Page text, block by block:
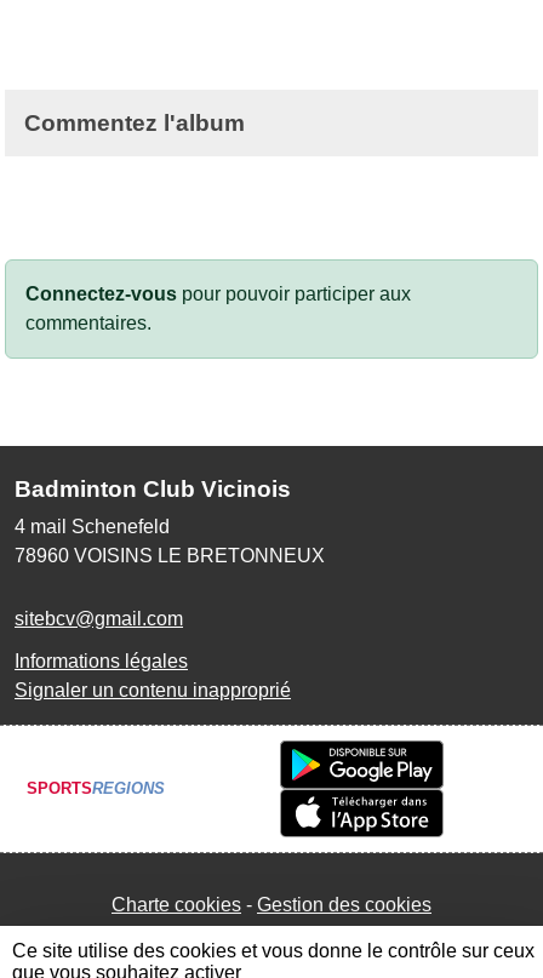
Commentez l'album
Connectez-vous pour pouvoir participer aux
commentaires.
Badminton Club Vicinois
4 mail Schenefeld
78960 VOISINS LE BRETONNEUX
sitebcv@gmail.com
Informations légales
Signaler un contenu inapproprié
SPORTSREGIONS
Charte cookies Gestion des cookies
Ce site utilise des cookies et vous donne le contrôle sur ceux
que vous souhaitez activer